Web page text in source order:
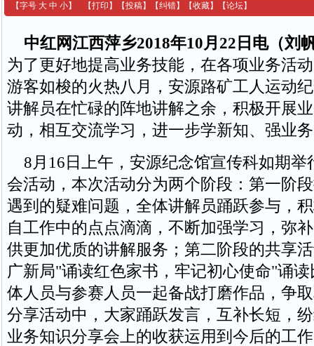
【字号 大 中 小】 【打印 】 【投稿】 【纠错】 【收藏】 【论坛】
中红网江西萍乡2018年10月22日电（刘
为了更好地提高业务技能，在各项业务活
游客如梭的火热八月，安源路矿工人运动
讲解员在忙碌的阵地讲解之余，积极开展
动，相互交流学习，进一步学新知、强业
8月16日上午，安源纪念馆宣传科如期举
会活动，本次活动分为两个阶段：第一阶
遇到的疑难问题，全体讲解员踊跃参与，
自工作中的点点滴滴，不断加强学习，弥
供更加优质的讲解服务；第二阶段的共享
广新局"诵读红色家书，牢记初心使命"诵
体人员与参赛人员一起备战打磨作品，争
分享活动中，大家踊跃发言，互补长短，
业务知识分享会上的收获运用到今后的工